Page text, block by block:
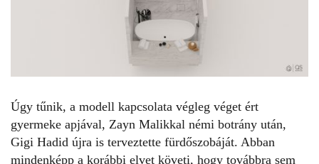
Úgy tűnik, a modell kapcsolata végleg véget ért
gyermeke apjával, Zayn Malikkal némi botrány után,
Gigi Hadid újra is terveztette fürdőszobáját. Abban
mindenképp a korábbi elvet követi, hogy továbbra sem